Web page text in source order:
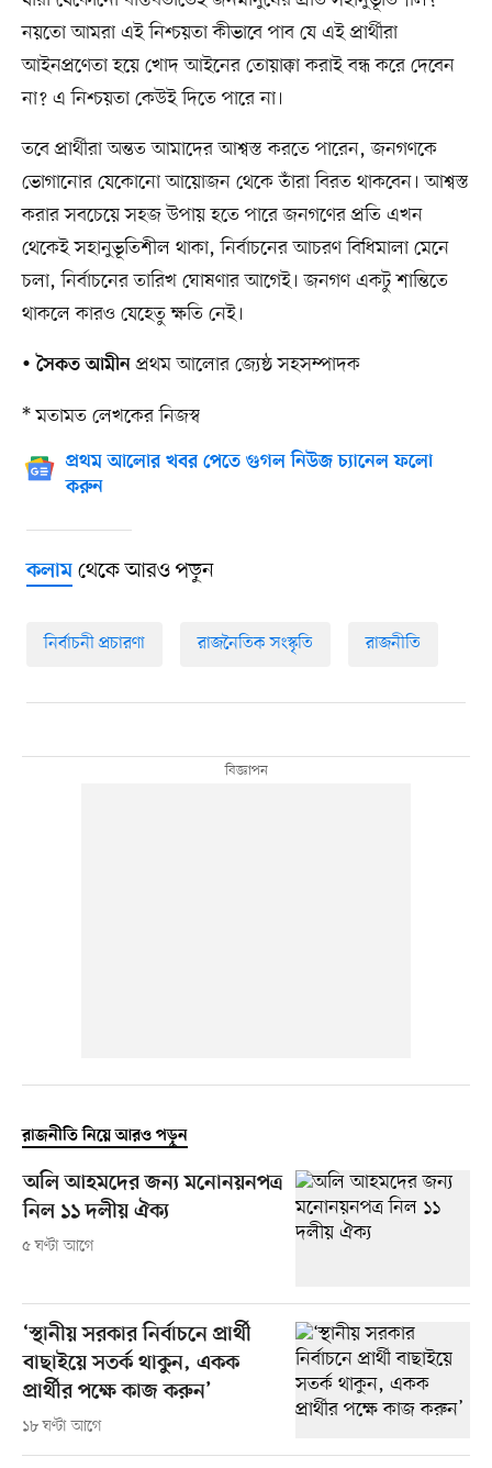
নয়তো আমরা এই নিশ্চয়তা কীভাবে পাব যে এই প্রার্থীরা
আইনপ্রণেতা হয়ে খোদ আইনের তোয়াক্কা করাই বন্ধ করে দেবেন
না? এ নিশ্চয়তা কেউই দিতে পারে না।
তবে প্রার্থীরা অন্তত আমাদের আশ্বস্ত করতে পারেন, জনগণকে
ভোগানোর যেকোনো আয়োজন থেকে তাঁরা বিরত থাকবেন। আশ্বস্ত
করার সবচেয়ে সহজ উপায় হতে পারে জনগণের প্রতি এখন
থেকেই সহানুভূতিশীল থাকা, নির্বাচনের আচরণ বিধিমালা মেনে
চলা, নির্বাচনের তারিখ ঘোষণার আগেই। জনগণ একটু শান্তিতে
থাকলে কারও যেহেতু ক্ষতি নেই।
•সৈকত আমীনপ্রথম আলোর জ্যেষ্ঠ সহসম্পাদক
* মতামত লেখকের নিজস্ব
প্রথম আলোর খবর পেতে গুগল নিউজ চ্যানেল ফলো
করুন
কলামথেকে আরও পড়ুন
নির্বাচনী প্রচারণা রাজনৈতিক সংস্কৃতি রাজনীতি
রাজনীতি নিয়ে আরও পড়ুন
অলি আহমদের জন্য মনোনয়নপত্র
নিল ১১ দলীয় ঐক্য
৫ ঘণ্টা আগে
‘স্থানীয় সরকার নির্বাচনে প্রার্থী
বাছাইয়ে সতর্ক থাকুন, একক
প্রার্থীর পক্ষে কাজ করুন’
১৮ ঘণ্টা আগে